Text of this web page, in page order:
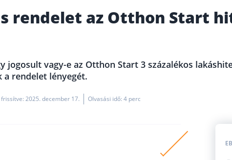
rendelet az Otthon Start
vagy-e az Otthon Start 3 százalékos
a rendelet lényegét.
frissítve: 2025. december 17. Olvasási idő: 4 perc